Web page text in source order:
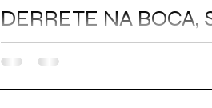
DERRETE NA BOCA,